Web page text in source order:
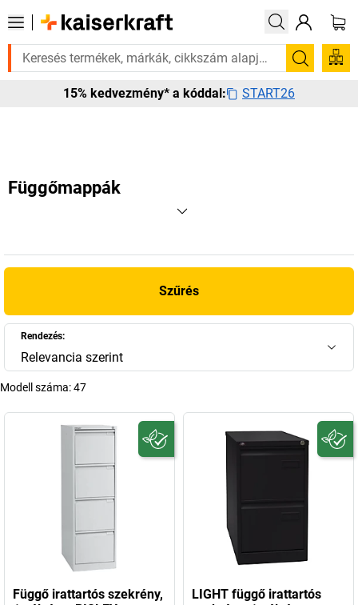
van rá? Válogatott bestseller termékeinket 3–4 munkanapon
Keresés
15% kedvezmény* a kóddal: START26
Függőmappák
Szűrés
Rendezés:
Relevancia szerint
Modell száma:47
Függő irattartós szekrény,
LIGHT függő irattartós